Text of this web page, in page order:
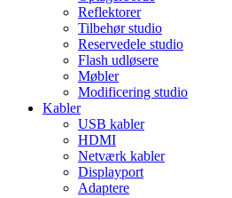
Reflektorer
Tilbehør studio
Reservedele studio
Flash udløsere
Møbler
Modificering studio
Kabler
USB kabler
HDMI
Netværk kabler
Displayport
Adaptere